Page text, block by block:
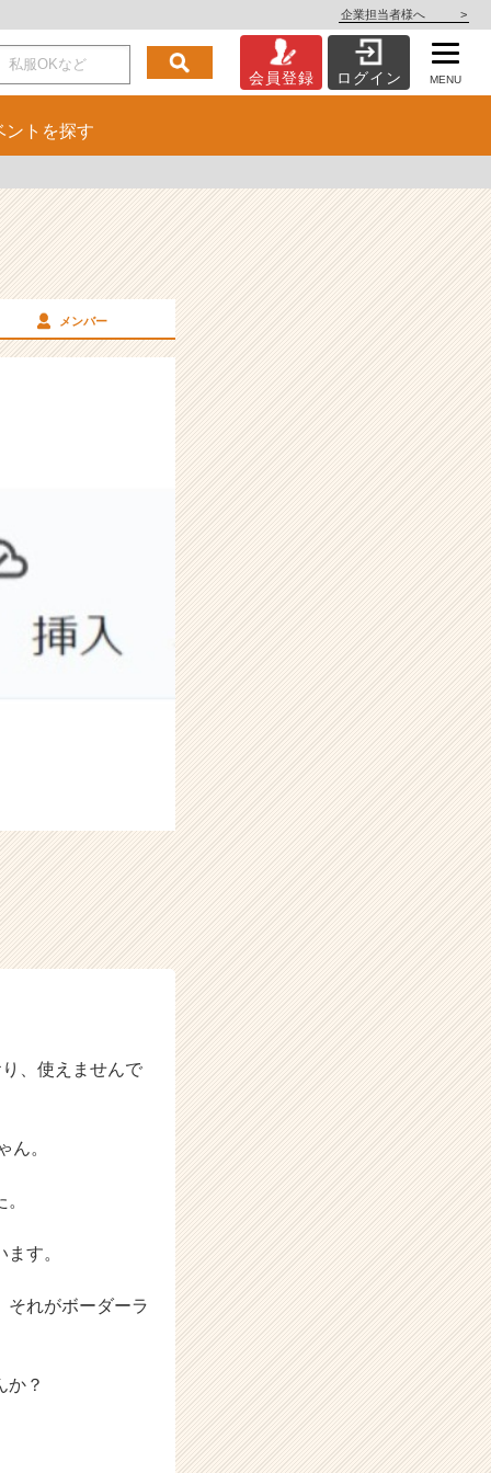
企業担当者様へ >
会員登録 ログイン MENU
ント を探す
メンバー
、使えませんで
ん。
す。
それがボーダーラ
か？